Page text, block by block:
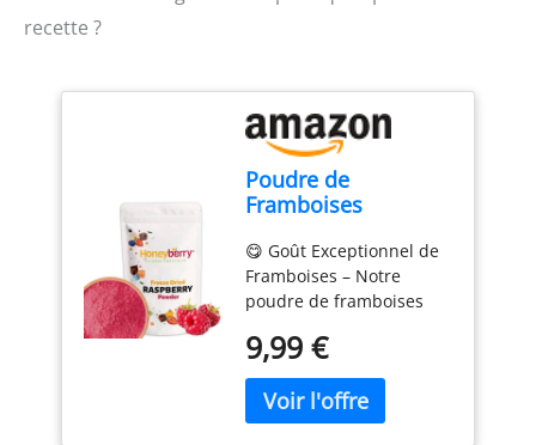
recette ?
Poudre de
Framboises
Poudre de Fruits
Lyophilisés -
Framboises
Déshydratées en
Poudre -
Framboises Séchées
Poudre pour
Pâtisserie, Desserts,
😋 Goût Exceptionnel de
Framboises – Notre
poudre de framboises
l’intensité et l’authenticité
des framboises fraîches,
offrant une explosion de
saveur fruitée dans
9,99 €